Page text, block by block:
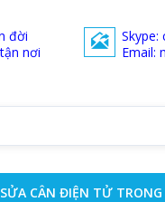
đời
nơi
Skype:
Email:
SỬA CÂN ĐIỆN TỬ TRONG